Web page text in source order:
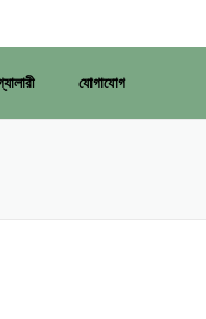
যোগাযোগ